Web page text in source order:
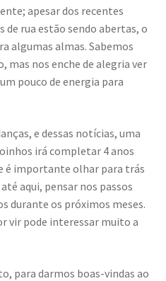
apesar dos recentes
rua estão sendo abertas, o
algumas almas. Sabemos
mas nos enche de alegria ver
pouco de energia para
e dessas notícias, uma
irá completar 4 anos
é importante olhar para trás
aqui, pensar nos passos
durante os próximos meses.
vir pode interessar muito a
para darmos boas-vindas ao